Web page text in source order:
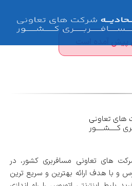
پیش آمده است
های تعاونی مسافربری کشور، در
و با هدف ارائه بهترین و سریع ترین